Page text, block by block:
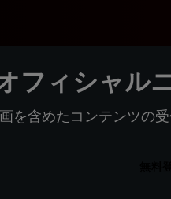
フィシャル
を含めたコンテンツの